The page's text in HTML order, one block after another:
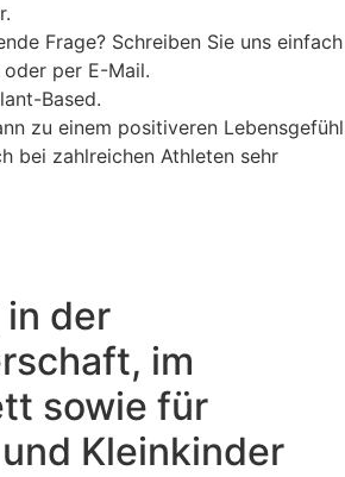
Frage? Schreiben Sie uns einfach
per E-Mail.
Based.
zu einem positiveren Lebensgefühl
bei zahlreichen Athleten sehr
in der
im
sowie für
Kleinkinder